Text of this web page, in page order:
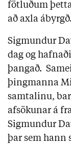
fötluðum
að axla
Sigmundur
dag og
þangað.
þingmanna
samtalinu,
afsökunar á
Sigmundur
þar sem hann